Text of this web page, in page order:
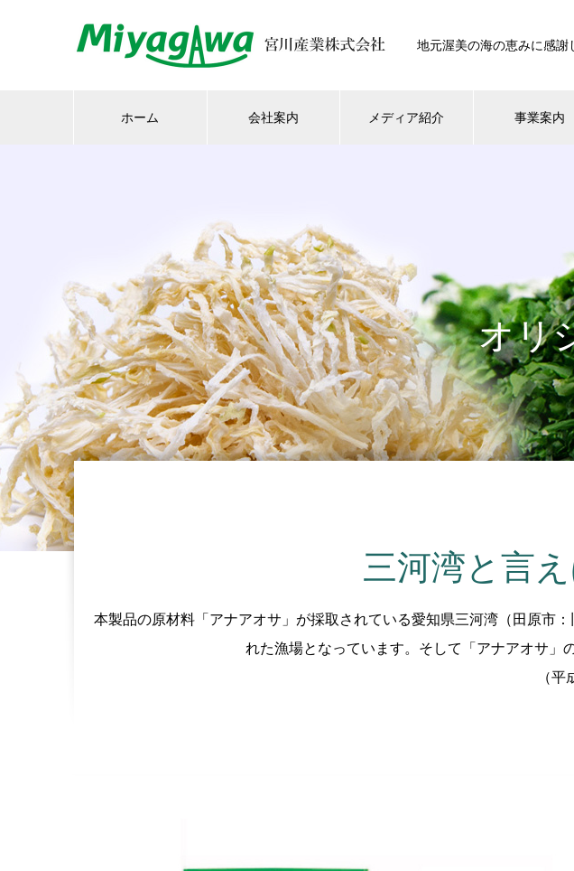
地元渥美の海の恵みに感
ホーム 会社案内 メディア紹介 事業案内
オリ
三河湾と言
本製品の原材料「アナアオサ」が採取されている愛知県三河湾（田原市
れた漁場となっています。そして「アナアオサ」
（